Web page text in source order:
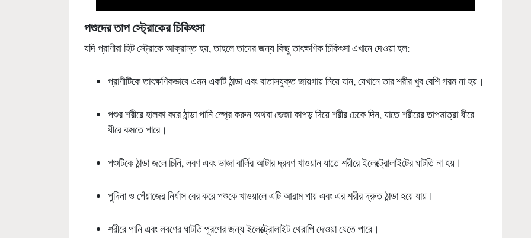
পশুদের তাপ স্ট্রোকের চিকিৎসা
যদি প্রাণীরা হিট স্ট্রোকে আক্রান্ত হয়, তাহলে তাদের জন্য কিছু তাৎক্ষণিক চিকিৎসা এখানে দেওয়া হল:
প্রাণীটিকে তাৎক্ষণিকভাবে এমন একটি ঠান্ডা এবং বাতাসযুক্ত জায়গায় নিয়ে যান, যেখানে তার শরীর খুব বেশি গরম না হয়।
পশুর শরীরে হালকা করে ঠান্ডা পানি স্প্রে করুন অথবা ভেজা কাপড় দিয়ে শরীর ঢেকে দিন, যাতে শরীরের তাপমাত্রা ধীরে
ধীরে কমতে পারে।
পশুটিকে ঠান্ডা জলে চিনি, লবণ এবং ভাজা বার্লির আটার দ্রবণ খাওয়ান যাতে শরীরে ইলেক্ট্রোলাইটের ঘাটতি না হয়।
পুদিনা ও পেঁয়াজের নির্যাস বের করে পশুকে খাওয়ালে এটি আরাম পায় এবং এর শরীর দ্রুত ঠান্ডা হয়ে যায়।
শরীরে পানি এবং লবণের ঘাটতি পূরণের জন্য ইলেক্ট্রোলাইট থেরাপি দেওয়া যেতে পারে।